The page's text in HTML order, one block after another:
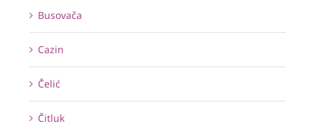
Busovača
Cazin
Čelić
Čitluk